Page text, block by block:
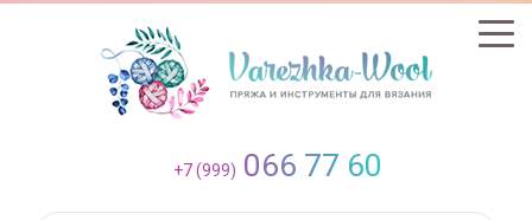
+7 (999) 066 77 60